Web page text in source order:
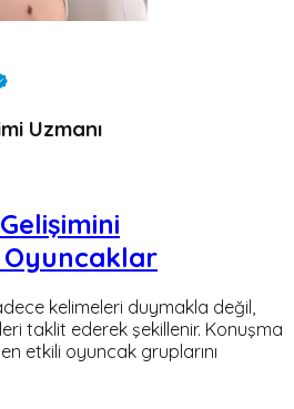
Uzmanı
kelimeleri duymakla değil,
taklit ederek şekillenir. Konuşma
etkili oyuncak gruplarını